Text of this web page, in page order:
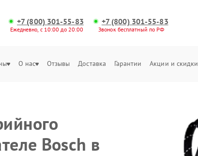
+7 (800) 301-55-83
Ежедневно, с 10:00 до 20:00
+7 (800) 301-55-83
Звонок бесплатный по РФ
О нас Отзывы Доставка Гарантии Акции и скидки
Bosch в